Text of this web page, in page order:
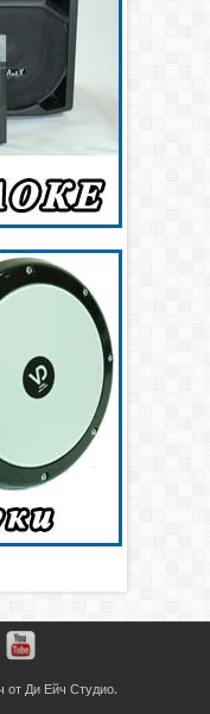
от Ди Ейч Студио.